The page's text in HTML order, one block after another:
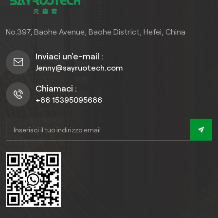
eleganti, dai classici effetti
imitazioni di marmo,
senza sforzo qualsiasi
interno.
No.397, Baohe Avenue, Baohe District, Hefei, China
Inviaci un'e-mail :
Jenny@sayruotech.com
Chiamaci :
+86 15395095686